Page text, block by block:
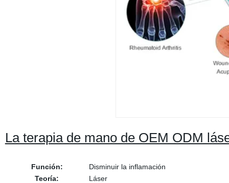
La terapia de mano de OEM ODM
Función:
Disminuir la inflamación
Teoría:
Láser